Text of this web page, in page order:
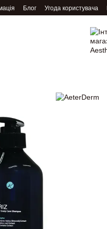
Блог Угода користувача